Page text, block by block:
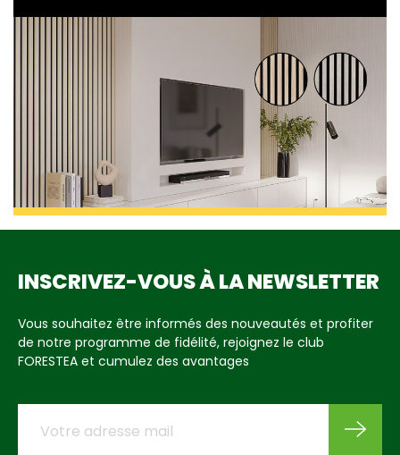
INSCRIVEZ-VOUS À LA NEWSLETTER
Vous souhaitez être informés des nouveautés et profiter
de notre programme de fidélité, rejoignez le club
FORESTEA et cumulez des avantages